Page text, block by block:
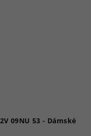
Just Cavalli sluneční brýle SJC102V 09NU 53 - Dámské